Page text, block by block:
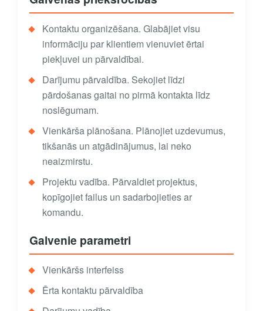
Kontaktu organizēšana. Glabājiet visu
informāciju par klientiem vienuviet ērtai
piekļuvei un pārvaldībai.
Darījumu pārvaldība. Sekojiet līdzi
pārdošanas gaitai no pirmā kontakta līdz
noslēgumam.
Vienkārša plānošana. Plānojiet uzdevumus,
tikšanās un atgādinājumus, lai neko
neaizmirstu.
Projektu vadība. Pārvaldiet projektus,
kopīgojiet failus un sadarbojieties ar
komandu.
Galvenie parametri
Vienkāršs interfeiss
Ērta kontaktu pārvaldība